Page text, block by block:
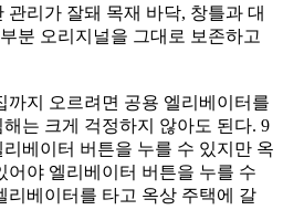
관리가 잘돼 목재 바닥, 창틀과 대
분 오리지널을 그대로 보존하고
까지 오르려면 공용 엘리베이터를
는 크게 걱정하지 않아도 된다. 9
베이터 버튼을 누를 수 있지만 옥
어야 엘리베이터 버튼을 누를 수
리베이터를 타고 옥상 주택에 갈